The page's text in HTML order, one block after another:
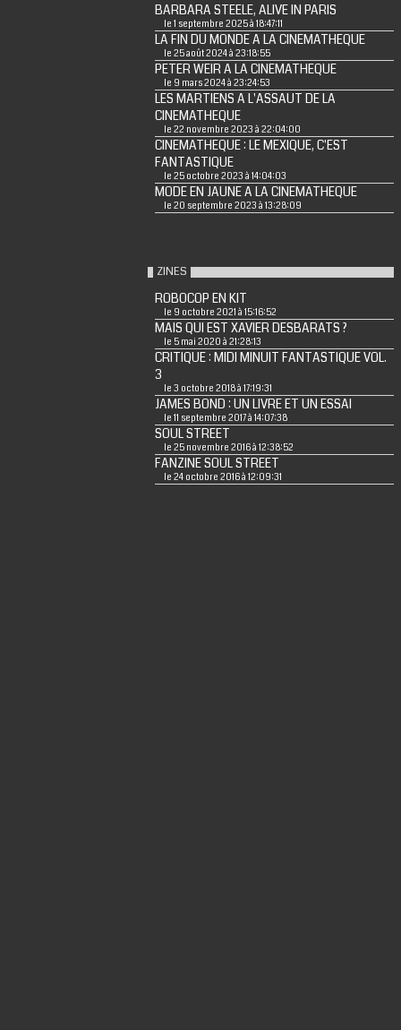
BARBARA STEELE, ALIVE IN PARIS
le 1 septembre 2025 à 18:47:11
LA FIN DU MONDE A LA CINEMATHEQUE
le 25 août 2024 à 23:18:55
PETER WEIR A LA CINEMATHEQUE
le 9 mars 2024 à 23:24:53
LES MARTIENS A L'ASSAUT DE LA
CINEMATHEQUE
le 22 novembre 2023 à 22:04:00
CINEMATHEQUE : LE MEXIQUE, C'EST
FANTASTIQUE
le 25 octobre 2023 à 14:04:03
MODE EN JAUNE A LA CINEMATHEQUE
le 20 septembre 2023 à 13:28:09
ZINES
ROBOCOP EN KIT
le 9 octobre 2021 à 15:16:52
MAIS QUI EST XAVIER DESBARATS ?
le 5 mai 2020 à 21:28:13
CRITIQUE : MIDI MINUIT FANTASTIQUE VOL.
3
le 3 octobre 2018 à 17:19:31
JAMES BOND : UN LIVRE ET UN ESSAI
le 11 septembre 2017 à 14:07:38
SOUL STREET
le 25 novembre 2016 à 12:38:52
FANZINE SOUL STREET
le 24 octobre 2016 à 12:09:31